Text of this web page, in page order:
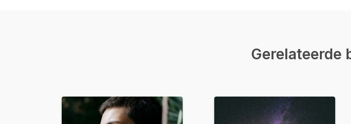
Gerelateerde